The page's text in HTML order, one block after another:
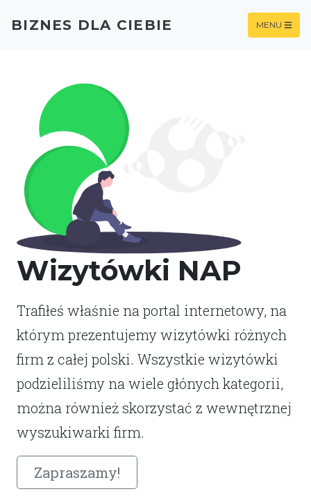
Wizytówki NAP
Trafiłeś właśnie na portal internetowy, na
którym prezentujemy wizytówki różnych
firm z całej polski. Wszystkie wizytówki
podzieliliśmy na wiele głónych kategorii,
można również skorzystać z wewnętrznej
wyszukiwarki firm.
Zapraszamy!
BIZNES DLA CIEBIE MENU